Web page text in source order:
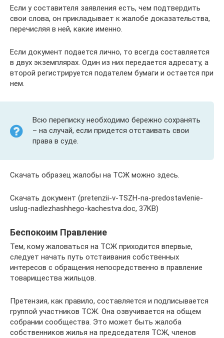
Если у составителя заявления есть, чем подтвердить
свои слова, он прикладывает к жалобе доказательства,
перечисляя в ней, какие именно.
Если документ подается лично, то всегда составляется
в двух экземплярах. Один из них передается адресату, а
второй регистрируется подателем бумаги и остается при
нем.
Всю переписку необходимо бережно сохранять
– на случай, если придется отстаивать свои
права в суде.
Скачать образец жалобы на ТСЖ можно здесь.
Скачать документ (pretenzii-v-TSZH-na-predostavlenie-
uslug-nadlezhashhego-kachestva.doc, 37KB)
Беспокоим Правление
Тем, кому жаловаться на ТСЖ приходится впервые,
следует начать путь отстаивания собственных
интересов с обращения непосредственно в правление
товарищества жильцов.
Претензия, как правило, составляется и подписывается
группой участников ТСЖ. Она озвучивается на общем
собрании сообщества. Это может быть жалоба
собственников жилья на председателя ТСЖ, членов